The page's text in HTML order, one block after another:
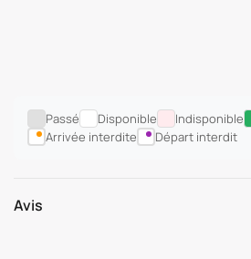
Passé Disponible Indisponible
Arrivée interdite
Départ interdit
Avis